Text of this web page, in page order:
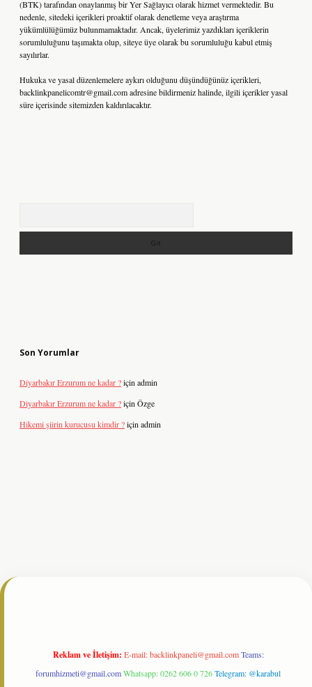
(BTK) tarafından onaylanmış bir Yer Sağlayıcı olarak hizmet vermektedir. Bu
nedenle, sitedeki içerikleri proaktif olarak denetleme veya araştırma
yükümlülüğümüz bulunmamaktadır. Ancak, üyelerimiz yazdıkları içeriklerin
sorumluluğunu taşımakta olup, siteye üye olarak bu sorumluluğu kabul etmiş
sayılırlar.
Hukuka ve yasal düzenlemelere aykırı olduğunu düşündüğünüz içerikleri,
backlinkpanelicomtr@gmail.comadresine bildirmeniz halinde, ilgili içerikler yasal
süre içerisinde sitemizden kaldırılacaktır.
Son Yorumlar
Diyarbakır Erzurum ne kadar ?için admin
Diyarbakır Erzurum ne kadar ?için Özge
Hikemi şiirin kurucusu kimdir ?için admin
resmi sitesi
Reklam ve İletişim: E-mail:backlinkpaneli@gmail.com Teams:
forumhizmeti@gmail.comWhatsapp: 0262 606 0 726Telegram: @karabul